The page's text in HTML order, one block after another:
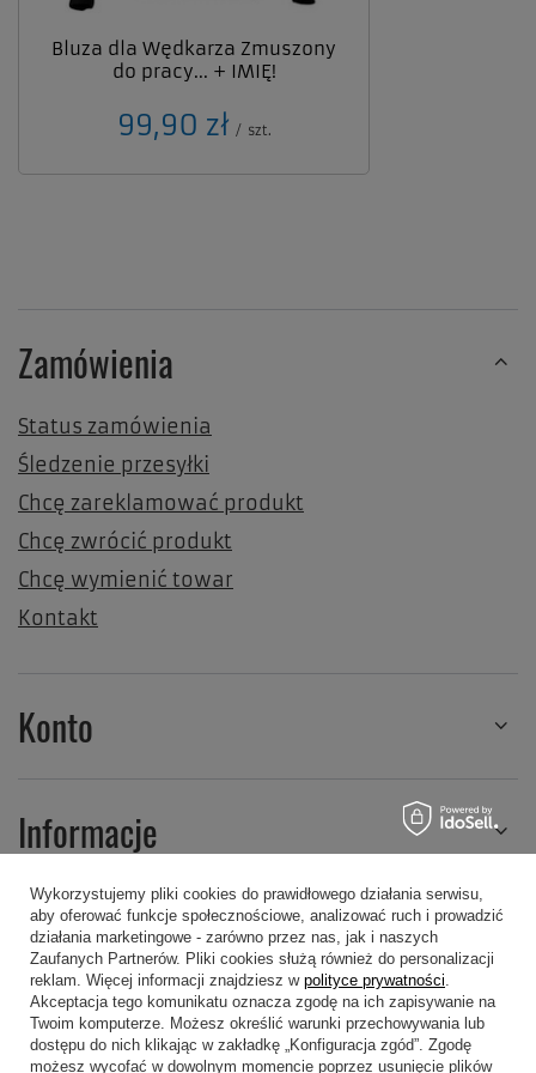
Bluza dla Wędkarza Zmuszony
do pracy... + IMIĘ!
99,90 zł / szt.
Zamówienia
Status zamówienia
Śledzenie przesyłki
Chcę zareklamować produkt
Chcę zwrócić produkt
Chcę wymienić towar
Kontakt
Konto
Informacje
Regulaminy
Wykorzystujemy pliki cookies do prawidłowego działania serwisu,
aby oferować funkcje społecznościowe, analizować ruch i prowadzić
działania marketingowe - zarówno przez nas, jak i naszych
Zaufanych Partnerów. Pliki cookies służą również do personalizacji
reklam. Więcej informacji znajdziesz w polityce prywatności.
Akceptacja tego komunikatu oznacza zgodę na ich zapisywanie na
Twoim komputerze. Możesz określić warunki przechowywania lub
dostępu do nich klikając w zakładkę „Konfiguracja zgód”. Zgodę
możesz wycofać w dowolnym momencie poprzez usunięcie plików